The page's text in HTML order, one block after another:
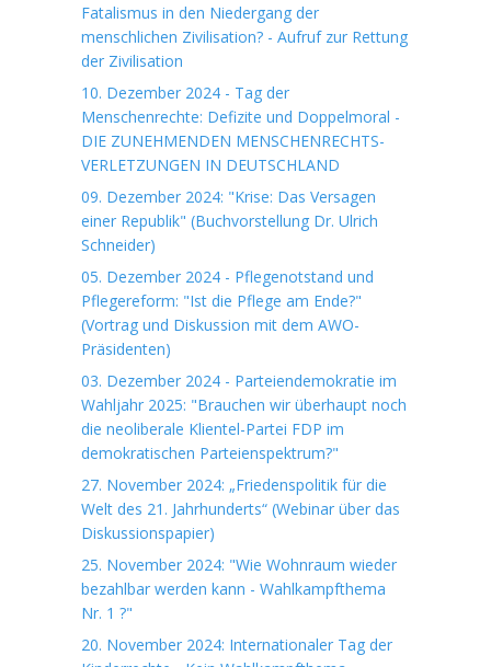
Fatalismus in den Niedergang der
menschlichen Zivilisation? - Aufruf zur Rettung
der Zivilisation
10. Dezember 2024 - Tag der
Menschenrechte: Defizite und Doppelmoral -
DIE ZUNEHMENDEN MENSCHENRECHTS-
VERLETZUNGEN IN DEUTSCHLAND
09. Dezember 2024: "Krise: Das Versagen
einer Republik" (Buchvorstellung Dr. Ulrich
Schneider)
05. Dezember 2024 - Pflegenotstand und
Pflegereform: "Ist die Pflege am Ende?"
(Vortrag und Diskussion mit dem AWO-
Präsidenten)
03. Dezember 2024 - Parteiendemokratie im
Wahljahr 2025: "Brauchen wir überhaupt noch
die neoliberale Klientel-Partei FDP im
demokratischen Parteienspektrum?"
27. November 2024: „Friedenspolitik für die
Welt des 21. Jahrhunderts“ (Webinar über das
Diskussionspapier)
25. November 2024: "Wie Wohnraum wieder
bezahlbar werden kann - Wahlkampfthema
Nr. 1 ?"
20. November 2024: Internationaler Tag der